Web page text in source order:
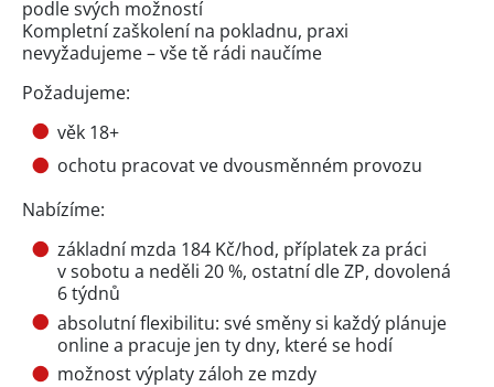
podle svých možností
Kompletní zaškolení na pokladnu, praxi
nevyžadujeme – vše tě rádi naučíme
Požadujeme:
věk 18+
ochotu pracovat ve dvousměnném provozu
Nabízíme:
základní mzda 184 Kč/hod, příplatek za práci
v sobotu a neděli 20 %, ostatní dle ZP, dovolená
6 týdnů
absolutní flexibilitu: své směny si každý plánuje
online a pracuje jen ty dny, které se hodí
možnost výplaty záloh ze mzdy